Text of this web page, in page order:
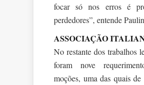
focar só nos erros é
perdedores”, entende
ASSOCIAÇÃO
No restante dos trabalhos
foram nove
moções, uma das quais